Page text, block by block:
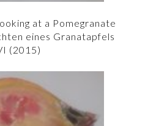
at a Pomegranate
eines Granatapfels
(2015)